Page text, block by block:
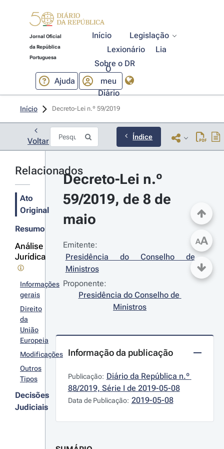
Jornal Oficial
da República
Portuguesa
Início
Legislação
Lexionário
Lia
Sobre o DR
Ajuda
O
meu
Diário
Início Decreto-Lei n.º 59/2019
Voltar Índice
Relacionados
Ato
Original
Resumo
Análise
Jurídica
Informações
gerais
Direito
da
União
Europeia
Modificações
Outros
Tipos
Decisões
Judiciais
Decreto-Lei n.º
59/2019, de 8 de
maio
Emitente:
Presidência do Conselho de
Ministros
Proponente:
Presidência do Conselho de
Ministros
Informação da publicação
Publicação: Diário da República n.º
88/2019, Série I de 2019-05-08
Data de Publicação: 2019-05-08
AA